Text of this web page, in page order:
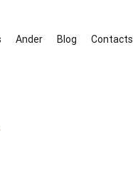
Ander Blog Contacts